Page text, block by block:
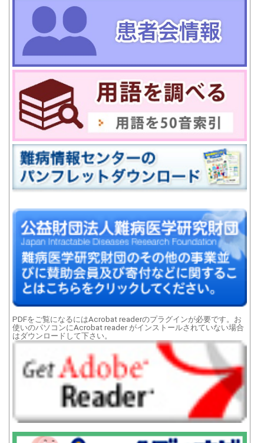
PDFをご覧になるにはAcrobat readerのプラグインが必要です。お
使いのパソコンにAcrobat reader がインストールされていない場合
はダウンロードして下さい。